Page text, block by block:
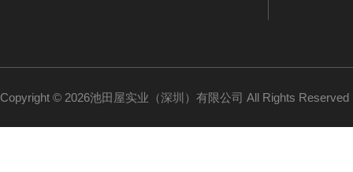
Copyright © 2026池田屋实业（深圳）有限公司 All Rights